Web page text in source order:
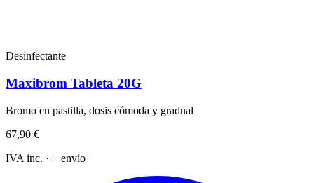
Desinfectante
Maxibrom Tableta 20G
Bromo en pastilla, dosis cómoda y gradual
67,90 €
IVA inc. · + envío